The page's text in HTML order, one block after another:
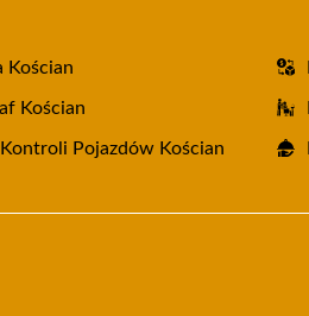
Kościan
Kościan
Pojazdów Kościan